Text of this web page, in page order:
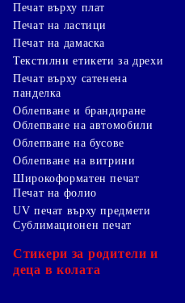
Печат върху плат
Печат на ластици
Печат на дамаска
Текстилни етикети за дрехи
Печат върху сатенена
панделка
Облепване и брандиране
Облепване на автомобили
Облепване на бусове
Облепване на витрини
Широкоформатен печат
Печат на фолио
UV печат върху предмети
Сублимационен печат
Стикери за родители и
деца в колата